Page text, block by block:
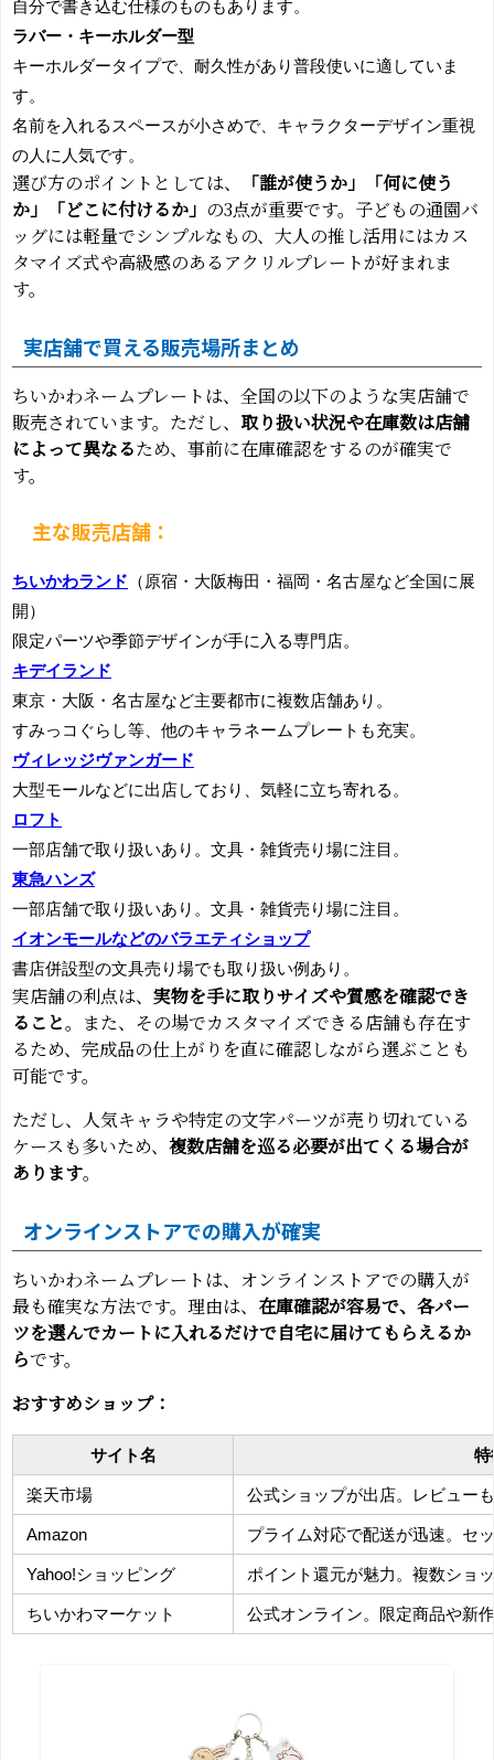
自分で書き込む仕様のものもあります。
ラバー・キーホルダー型
キーホルダータイプで、耐久性があり普段使いに適していま
す。
名前を入れるスペースが小さめで、キャラクターデザイン重視
の人に人気です。
選び方のポイントとしては、
「誰が使うか」「何に使う
か」「どこに付けるか」 の3点が重要です。子どもの通園バ
ッグには軽量でシンプルなもの、大人の推し活用にはカス
タマイズ式や高級感のあるアクリルプレートが好まれま
す。
実店舗で買える販売場所まとめ
ちいかわネームプレートは、全国の以下のような実店舗で
販売されています。ただし、 取り扱い状況や在庫数は店舗
によって異なるため、事前に在庫確認をするのが確実で
す。
主な販売店舗：
ちいかわランド （原宿・大阪梅田・福岡・名古屋など全国に展
開）
限定パーツや季節デザインが手に入る専門店。
キデイランド
東京・大阪・名古屋など主要都市に複数店舗あり。
すみっコぐらし等、他のキャラネームプレートも充実。
ヴィレッジヴァンガード
大型モールなどに出店しており、気軽に立ち寄れる。
ロフト
一部店舗で取り扱いあり。文具・雑貨売り場に注目。
東急ハンズ
一部店舗で取り扱いあり。文具・雑貨売り場に注目。
イオンモールなどのバラエティショップ
書店併設型の文具売り場でも取り扱い例あり。
実店舗の利点は、 実物を手に取りサイズや質感を確認でき
ること。また、その場でカスタマイズできる店舗も存在す
るため、完成品の仕上がりを直に確認しながら選ぶことも
可能です。
ただし、人気キャラや特定の文字パーツが売り切れている
ケースも多いため、 複数店舗を巡る必要が出てくる場合が
あります。
オンラインストアでの購入が確実
ちいかわネームプレートは、オンラインストアでの購入が
最も確実な方法です。理由は、 在庫確認が容易で、各パー
ツを選んでカートに入れるだけで自宅に届けてもらえるか
らです。
おすすめショップ：
サイト名 特
楽天市場 公式ショップが出店。レビュー
Amazon プライム対応で配送が迅速。セ
Yahoo!ショッピング ポイント還元が魅力。複数ショ
ちいかわマーケット 公式オンライン。限定商品や新